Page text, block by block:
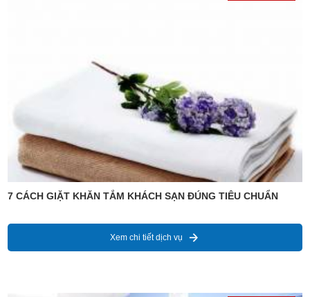
7 CÁCH GIẶT KHĂN TẮM KHÁCH SẠN ĐÚNG TIÊU CHUẨN
Xem chi tiết dịch vụ